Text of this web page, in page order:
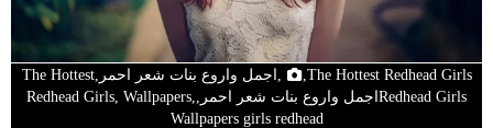
,The Hottest Redhead Girls,اجمل واروع بنات شعر احمر,The Hottest
Redhead Girlsاجمل واروع بنات شعر احمر,Redhead Girls, Wallpapers,
Wallpapers girls redhead